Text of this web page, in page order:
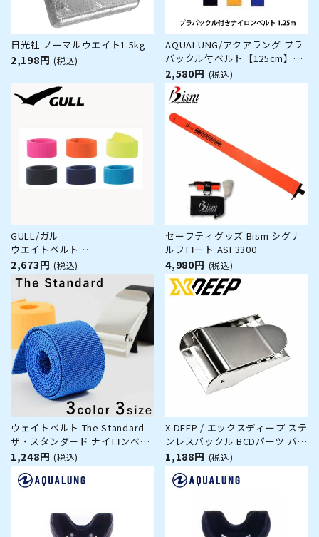
日光社 ノーマルウエイト1.5kg
2,198円 (税込)
AQUALUNG/アクアラング プラ
バックル付ベルト【125cm】
[80405028]
2,580円 (税込)
GULL/ガル
ウエイトベルト
GG-4630[80409006]
2,673円 (税込)
セーフティグッズ Bism シグナ
ルフロート ASF3300
4,980円 (税込)
ウェイトベルト The Standard
ザ・スタンダード ナイロンベル
ト ナイロン ベルト ダイビング
アクセサリー パーツ ウエイト
1,248円 (税込)
X DEEP / エックスディープ ステ
ンレスバックル BCDパーツ バッ
クマウント バックフロート テッ
ク ダイブ ダイビング 重器材 パ
ーツ
1,188円 (税込)